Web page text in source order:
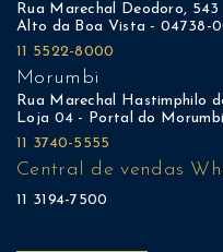
Rua Marechal Deodoro, 543
Alto da Boa Vista - 04738-
11 5522-8000
Morumbi
Rua Marechal Hastimphilo
Loja 04 - Portal do
11 3740-5555
Central de vendas
11 3194-7500